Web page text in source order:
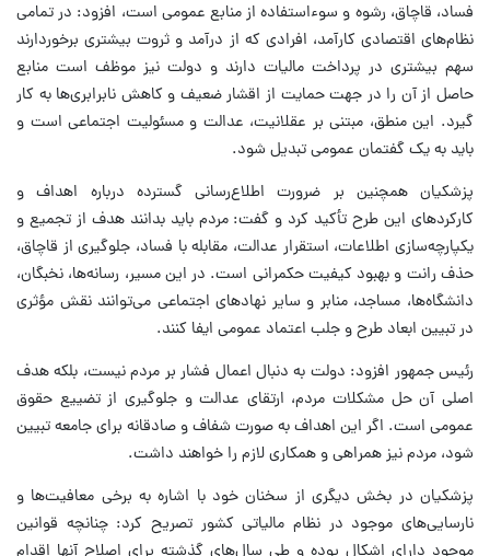
فساد، قاچاق، رشوه و سوءاستفاده از منابع عمومی است، افزود: در تمامی
نظام‌های اقتصادی کارآمد، افرادی که از درآمد و ثروت بیشتری برخوردارند
سهم بیشتری در پرداخت مالیات دارند و دولت نیز موظف است منابع
حاصل از آن را در جهت حمایت از اقشار ضعیف و کاهش نابرابری‌ها به کار
گیرد. این منطق، مبتنی بر عقلانیت، عدالت و مسئولیت اجتماعی است و
باید به یک گفتمان عمومی تبدیل شود.
پزشکیان همچنین بر ضرورت اطلاع‌رسانی گسترده درباره اهداف و
کارکردهای این طرح تأکید کرد و گفت: مردم باید بدانند هدف از تجمیع و
یکپارچه‌سازی اطلاعات، استقرار عدالت، مقابله با فساد، جلوگیری از قاچاق،
حذف رانت و بهبود کیفیت حکمرانی است. در این مسیر، رسانه‌ها، نخبگان،
دانشگاه‌ها، مساجد، منابر و سایر نهادهای اجتماعی می‌توانند نقش مؤثری
در تبیین ابعاد طرح و جلب اعتماد عمومی ایفا کنند.
رئیس جمهور افزود: دولت به دنبال اعمال فشار بر مردم نیست، بلکه هدف
اصلی آن حل مشکلات مردم، ارتقای عدالت و جلوگیری از تضییع حقوق
عمومی است. اگر این اهداف به صورت شفاف و صادقانه برای جامعه تبیین
شود، مردم نیز همراهی و همکاری لازم را خواهند داشت.
پزشکیان در بخش دیگری از سخنان خود با اشاره به برخی معافیت‌ها و
نارسایی‌های موجود در نظام مالیاتی کشور تصریح کرد: چنانچه قوانین